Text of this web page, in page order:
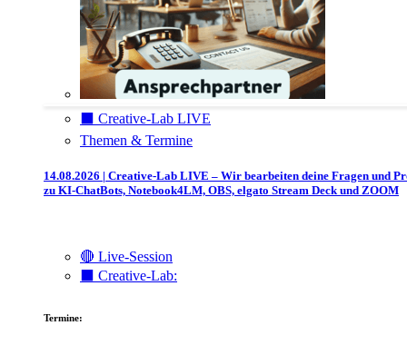
⬛️ Creative-Lab LIVE
Themen & Termine
14.08.2026 | Creative-Lab LIVE – Wir bearbeiten deine Fragen und
zu KI-ChatBots, Notebook4LM, OBS, elgato Stream Deck und ZOOM
🔴 Live-Session
⬛️ Creative-Lab:
Termine: